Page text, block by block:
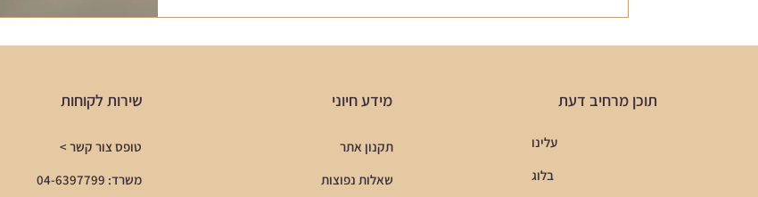
שירות לקוחות
טופס צור קשר >
משרד: 04-6397799
מידע חיוני
תקנון אתר
שאלות נפוצות
תוכן מרחיב דעת
עלינו
בלוג